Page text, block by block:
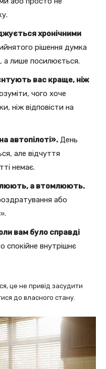
хронічними
рішення думка
а лише посилюється.
вас краще, ніж
чого хоче
ніж відповісти на
автопілоті». День
але відчуття
немає.
а втомлюють.
або
вам було справді
спокійне внутрішнє
це не привід засудити
до власного стану.